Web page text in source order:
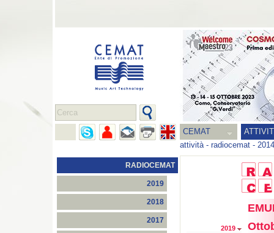
CEMAT
attività- radiocemat - 2014
RADIOCEMAT
2019
2018
2017
2019